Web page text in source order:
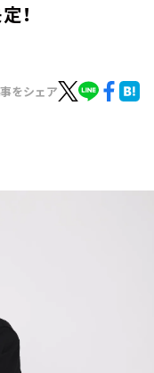
！
をシェア